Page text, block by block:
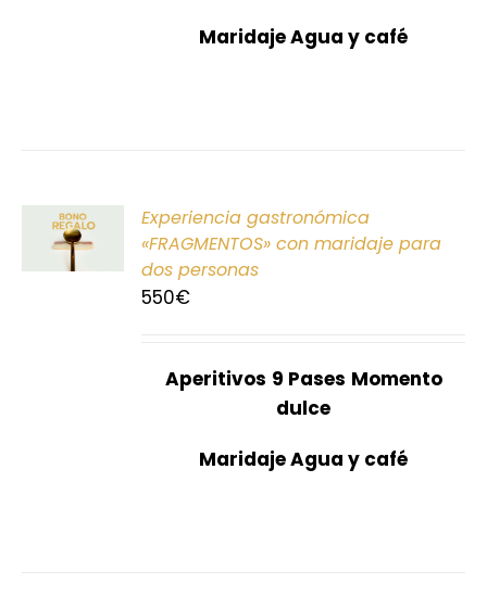
Maridaje Agua y café
Experiencia gastronómica
«FRAGMENTOS» con maridaje para
dos personas
550€
Aperitivos 9 Pases Momento
dulce
Maridaje Agua y café